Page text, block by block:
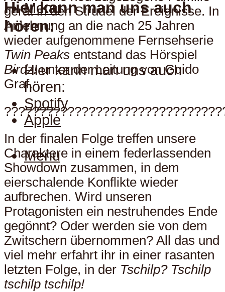
Menu
Hier kann man uns auch
hören:
Hier kann man uns auch
hören:
Spotify
Apple
Menu
gerät in den Strudel der Ereignisse. In
Anlehnung an die nach 25 Jahren
wieder aufgenommene Fernsehserie
Twin Peaks entstand das Hörspiel
Birdz!unter der Leitung von Guido
Graf.
In der finalen Folge treffen unsere
Charaktere in einem federlassenden
Showdown zusammen, in dem
eierschalende Konflikte wieder
aufbrechen. Wird unseren
Protagonisten ein nestruhendes Ende
gegönnt? Oder werden sie von dem
Zwitschern übernommen? All das und
viel mehr erfahrt ihr in einer rasanten
letzten Folge, in der Tschilp? Tschilp
tschilp tschilp!